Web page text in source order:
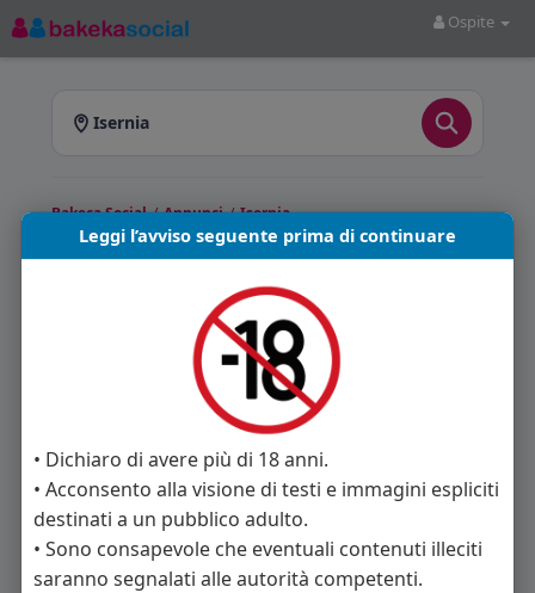
Ospite
Isernia
Bakeca Social/ Annunci/ Isernia
Annunci a Isernia
ti offre annunci pubblicati a
Isernia e provincia. Sfoglia gli annunci
disponibili e scegli quello più adatto a te.
Annunci trovati: 0
Nessun annuncio disponibile in questa sezione.
Leggi l’avviso seguente prima di continuare
• Dichiaro di avere più di 18 anni.
• Acconsento alla visione di testi e immagini espliciti
destinati a un pubblico adulto.
• Sono consapevole che eventuali contenuti illeciti
saranno segnalati alle autorità competenti.